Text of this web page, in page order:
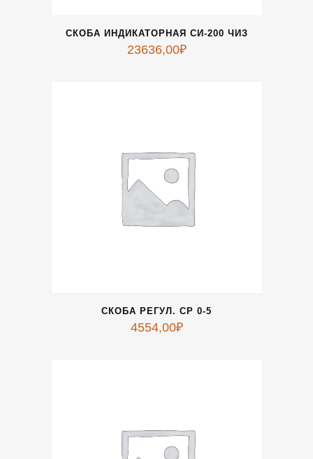
СКОБА ИНДИКАТОРНАЯ СИ-200 ЧИЗ
23636,00₽
СКОБА РЕГУЛ. СР 0-5
4554,00₽